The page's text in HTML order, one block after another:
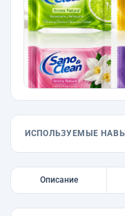
ИСПОЛЬЗУЕМЫЕ
Описание